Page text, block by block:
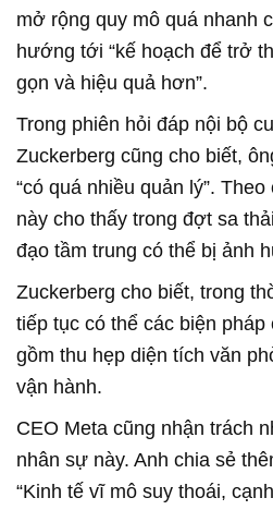
mở rộng quy mô quá nhanh
hướng tới “kế hoạch để trở
gọn và hiệu quả hơn”.
Trong phiên hỏi đáp nội bộ
Zuckerberg cũng cho biết,
“có quá nhiều quản lý”.
này cho thấy trong đợt sa
đạo tầm trung có thể bị ảnh
Zuckerberg cho biết, trong
tiếp tục có thể các biện
gồm thu hẹp diện tích văn
vận hành.
CEO Meta cũng nhận trách
nhân sự này. Anh chia sẻ
“Kinh tế vĩ mô suy thoái,